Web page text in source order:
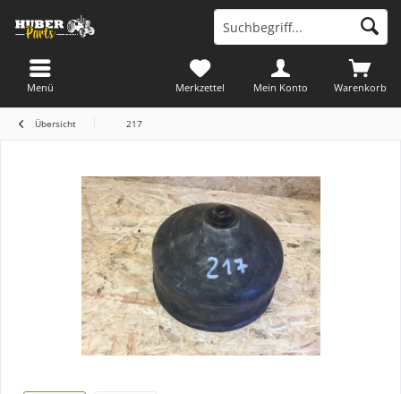
Warenkorb
Merkzettel Mein Konto
Menü
Übersicht 217